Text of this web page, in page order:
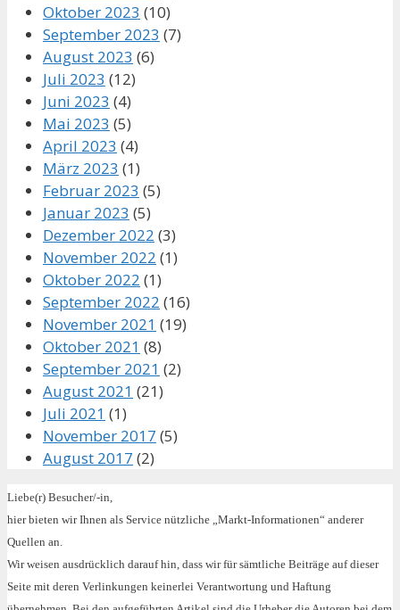
Oktober 2023 (10)
September 2023 (7)
August 2023 (6)
Juli 2023 (12)
Juni 2023 (4)
Mai 2023 (5)
April 2023 (4)
März 2023 (1)
Februar 2023 (5)
Januar 2023 (5)
Dezember 2022 (3)
November 2022 (1)
Oktober 2022 (1)
September 2022 (16)
November 2021 (19)
Oktober 2021 (8)
September 2021 (2)
August 2021 (21)
Juli 2021 (1)
November 2017 (5)
August 2017 (2)
Liebe(r) Besucher/-in,
hier bieten wir Ihnen als Service nützliche „Markt-Informationen“ anderer
Quellen an.
Wir weisen ausdrücklich darauf hin, dass wir für sämtliche Beiträge auf dieser
Seite mit deren Verlinkungen keinerlei Verantwortung und Haftung